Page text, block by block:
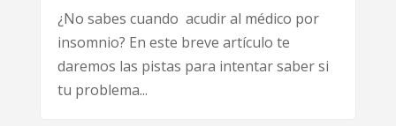
¿No sabes cuando acudir al médico por
insomnio? En este breve artículo te
daremos las pistas para intentar saber si
tu problema...